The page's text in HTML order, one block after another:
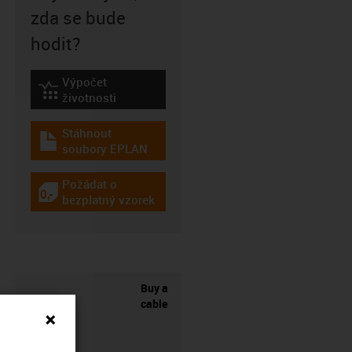
zda se bude
hodit?
igus-icon-lebensdauerrechner
Výpočet
životnosti
igus-icon-download-plan
Stáhnout
soubory EPLAN
igus-icon-gratismuster
Požádat o
bezplatný vzorek
Buy a
cable